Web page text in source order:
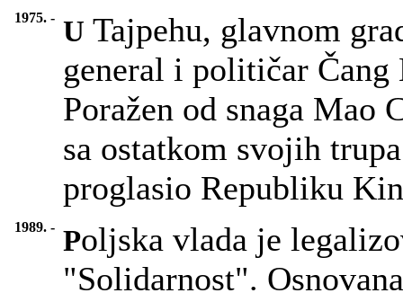
1975. - U Tajpehu, glavnom
general i političar
Poražen od snaga Mao
sa ostatkom svojih
proglasio Republiku
1989. - Poljska vlada je
"Solidarnost".